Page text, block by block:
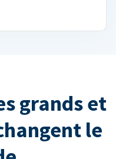
grands et
le